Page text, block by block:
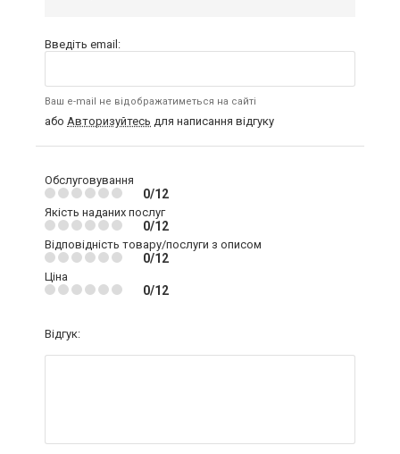
Введіть email:
Ваш e-mail не відображатиметься на сайті
або Авторизуйтесь для написання відгуку
Обслуговування
0/12
Якість наданих послуг
0/12
Відповідність товару/послуги з описом
0/12
Ціна
0/12
Відгук: